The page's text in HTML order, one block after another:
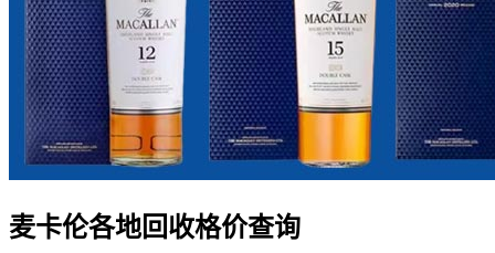
麦卡伦各地回收格价查询